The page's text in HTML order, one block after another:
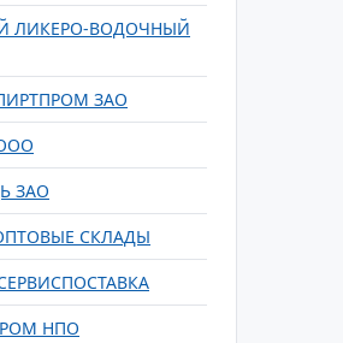
ЛИКЕРО-ВОДОЧНЫЙ
ЗАО
ЗАО
СКЛАДЫ
НПО